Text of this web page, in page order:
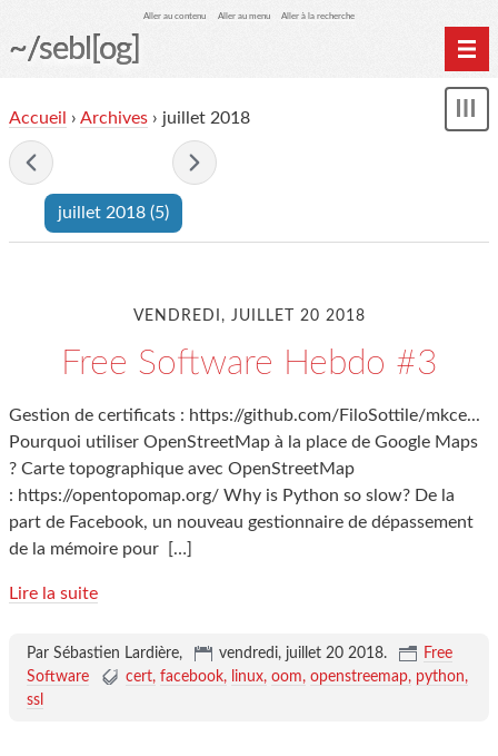
Aller au contenu Aller au menu Aller à la recherche
~/sebl[og]
Accueil › Archives › juillet 2018
juillet 2018 (5)
VENDREDI, JUILLET 20 2018
Free Software Hebdo #3
Gestion de certificats : https://github.com/FiloSottile/mkce...
Pourquoi utiliser OpenStreetMap à la place de Google Maps
? Carte topographique avec OpenStreetMap
: https://opentopomap.org/ Why is Python so slow? De la
part de Facebook, un nouveau gestionnaire de dépassement
de la mémoire pour
[…]
Lire la suite
Par Sébastien Lardière, vendredi, juillet 20 2018.
Free
Software
cert facebook linux oom openstreemap python
ssl